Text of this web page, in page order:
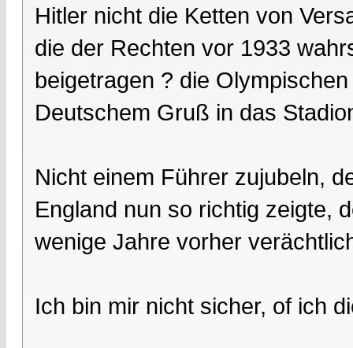
Hitler nicht die Ketten von
die der Rechten vor 1933
beigetragen ? die
Deutschem Gruß in das
Nicht einem Führer zujubeln,
England nun so richtig zeigte,
wenige Jahre vorher
Ich bin mir nicht sicher, of ich